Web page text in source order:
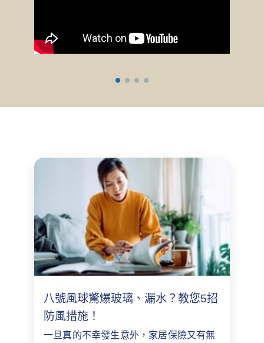
八號風球驚爆玻璃、漏水？教您5招
防風措施！
一旦真的不幸發生意外，家居保險又有無